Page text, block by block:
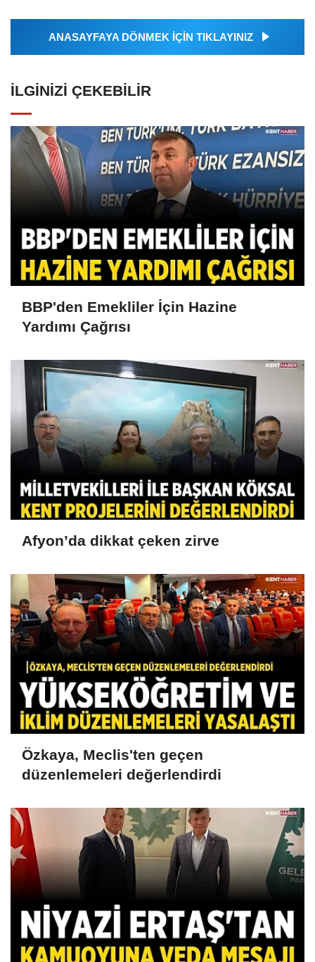
ANASAYFAYA DÖNMEK İÇİN TIKLAYINIZ
İLGINIZI ÇEKEBILIR
BBP'den Emekliler İçin Hazine
Yardımı Çağrısı
Afyon’da dikkat çeken zirve
Özkaya, Meclis'ten geçen
düzenlemeleri değerlendirdi